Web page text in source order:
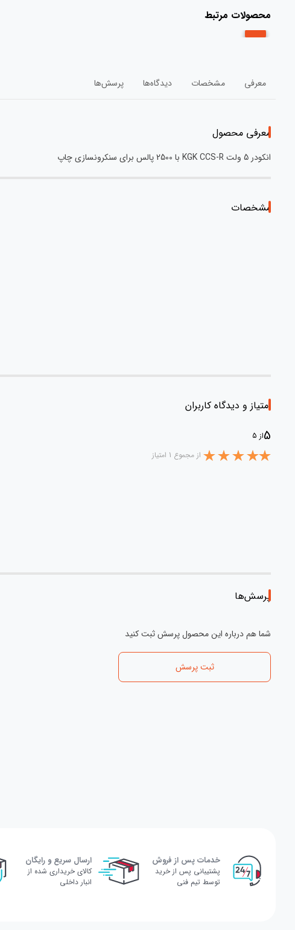
محصولات مرتبط
معرفی مشخصات دیدگاه‌ها پرسش‌ها
معرفی محصول
انکودر 5 ولت KGK CCS-R با 2500 پالس برای سنکرونسازی چاپ
مشخصات
امتیاز و دیدگاه کاربران
5از 5
از مجموع 1 امتیاز
پرسش‌ها
شما هم درباره این محصول پرسش ثبت کنید
ثبت پرسش
خدمات پس از فروش
پشتیبانی پس از خرید
توسط تیم فنی
ارسال سریع و رایگان
کالای خریداری شده از
انبار داخلی